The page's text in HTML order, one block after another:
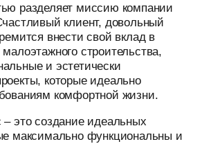
разделяет миссию компании
клиент, довольный
внести свой вклад в
строительства,
и эстетически
которые идеально
комфортной жизни.
это создание идеальных
максимально функциональны и